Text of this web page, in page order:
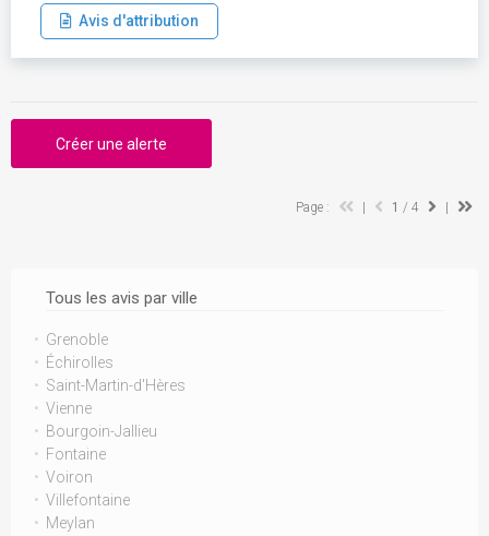
Tous les avis par ville
Grenoble
Échirolles
Saint-Martin-d'Hères
Vienne
Bourgoin-Jallieu
Fontaine
Voiron
Villefontaine
Meylan
Avis d'attribution
Créer une alerte
Page : 1 / 4